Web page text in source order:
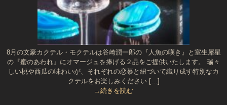
8月の文豪カクテル・モクテルは谷崎潤一郎の『人魚の嘆き』と室生犀星
の『蜜のあわれ』にオマージュを捧げる２品をご提供いたします。 瑞々
しい桃や西瓜の味わいが、それぞれの恋慕と紐づいて織り成す特別なカ
クテルをお楽しみください […]
→続きを読む